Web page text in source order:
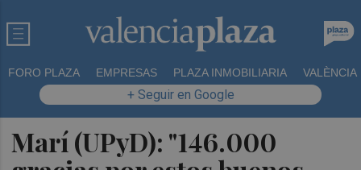
FORO PLAZA EMPRESAS PLAZA INMOBILIARIA VALÈNCIA
+ Seguir en Google
Marí (UPyD): "146.000